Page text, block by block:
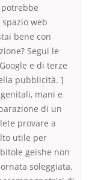
web
bene con
Segui le
e di terze
pubblicità. ]
mani e
di un
provare a
utile per
geishe non
soleggiata,